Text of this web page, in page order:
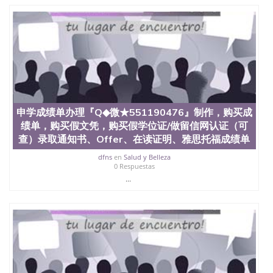
University）文凭圣何塞州立大学文凭（San Jose
State University）圣何塞州立大学学历（ San Jose
State University）圣何塞州立大学学历（San Jose
State University）圣何塞州立大学学历（San Jose
State University）圣 塞州立大学学历（San Jose
State University）圣何塞州立大学（San Jose State
University）圣何塞州立大学（San Jose State
University）圣何塞州立大学（San Jose State
University）圣何塞州立大学（San Jose State
University）圣何塞州立大学学位证（San Jose State
University）圣何塞州立大学学位证（San Jose State
University）圣何塞州立大学学位证（San Jose State
University）圣何塞州立大学（San Jose State
University）圣何塞州立大学（San Jose State
University）圣何塞州立大学（San Jose State
University）圣何塞州立大学（San Jose State
University）圣何塞州立大学结业证（San Jose State
University）圣何塞州立大学结业证（San Jose State
University）圣何塞州立大学结业证（San Jose State
University）圣何塞州立大学学位证（San Jose State
University）圣何塞州立大学学位证（San Jose State
申学成绩单办理『Q◆微★551190476』制作，购买成
绩单，购买假文凭，购买假学位证/做留信网认证（可
查）录取通知书、Offer、在读证明、雅思托福成绩单
dfnsen Salud y Belleza
0 Respuestas
...